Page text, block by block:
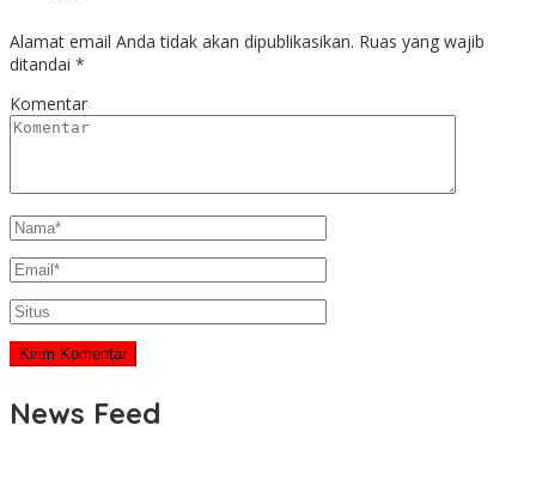
Alamat email Anda tidak akan dipublikasikan. Ruas yang wajib
ditandai *
Komentar
News Feed